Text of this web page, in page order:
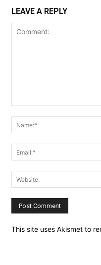
LEAVE A REPLY
This site uses Akismet to